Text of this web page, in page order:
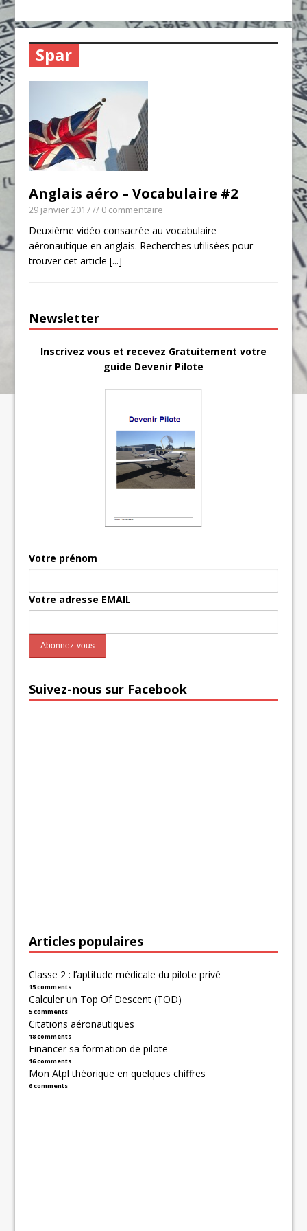
Spar
Anglais aéro – Vocabulaire #2
29 janvier 2017// 0 commentaire
Deuxième vidéo consacrée au vocabulaire
aéronautique en anglais. Recherches utilisées pour
trouver cet article[...]
Newsletter
Inscrivez vous et recevez Gratuitement votre
guide Devenir Pilote
Votre prénom
Votre adresse EMAIL
Suivez-nous sur Facebook
Articles populaires
Classe 2 : l’aptitude médicale du pilote privé
15 comments
Calculer un Top Of Descent (TOD)
5 comments
Citations aéronautiques
18 comments
Financer sa formation de pilote
16 comments
Mon Atpl théorique en quelques chiffres
6 comments